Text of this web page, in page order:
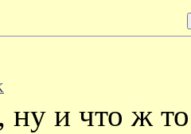
и что ж